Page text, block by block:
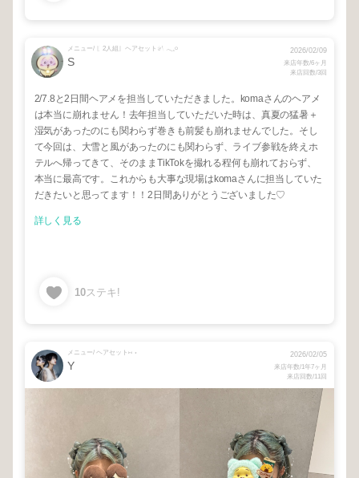
メニュー/ 〖2人組〗ヘアセット𓍯 𓂃𓈒𓏸
S
2026/02/09
来店年数/6ヶ月
来店回数/3回
2/7.8と2日間ヘアメを担当していただきました。komaさんのヘアメ
は本当に崩れません！去年担当していただいた時は、真夏の猛暑＋
湿気があったのにも関わらず巻きも前髪も崩れませんでした。そし
て今回は、大雪と風があったのにも関わらず、ライブ参戦を終えホ
テルへ帰ってきて、そのままTikTokを撮れる程何も崩れておらず、
本当に最高です。これからも大事な現場はkomaさんに担当していた
だきたいと思ってます！！2日間ありがとうございました♡
詳しく見る
10ステキ!
メニュー/ ヘアセット⑅ ⋆
Y
2026/02/05
来店年数/1年7ヶ月
来店回数/11回